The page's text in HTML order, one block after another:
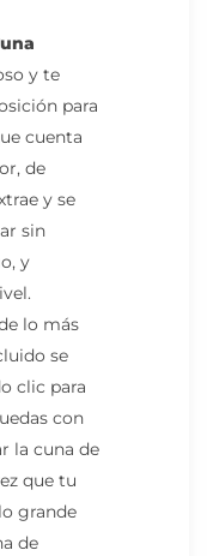
y te
para
cuenta
de
y se
sin
y
lo más
se
clic para
con
la cuna de
que tu
grande
de